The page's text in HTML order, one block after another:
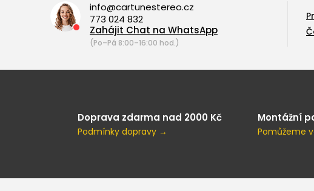
info@cartunestereo.cz
773 024 832
Zahájit Chat na WhatsApp
(Po–Pá 8:00–16:00 hod.)
Doprava zdarma nad 2000 Kč
Podmínky dopravy →
Montážní
Pomůžeme